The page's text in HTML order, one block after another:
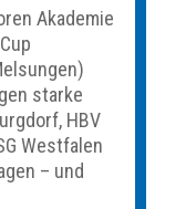
Akademie
starke
HBV
Westfalen
– und